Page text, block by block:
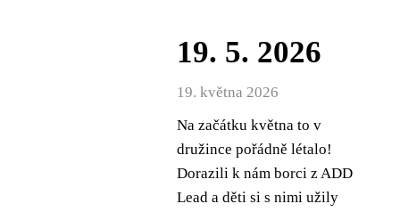
19. 5. 2026
19. května 2026
Na začátku května to v
družince pořádně létalo!
Dorazili k nám borci z ADD
Lead a děti si s nimi užily